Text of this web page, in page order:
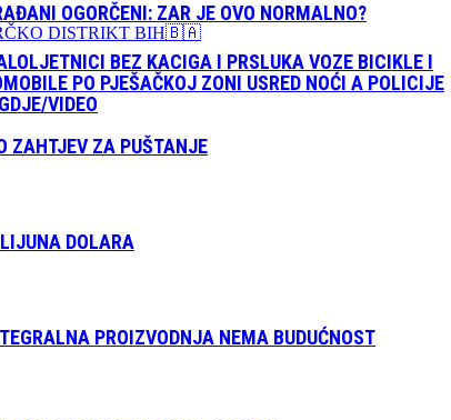
OGORČENI: ZAR JE OVO NORMALNO?
DISTRIKT BIH🇧🇦
BEZ KACIGA I PRSLUKA VOZE BICIKLE I
PO PJEŠAČKOJ ZONI USRED NOĆI A POLICIJE
VIDEO
ZAHTJEV ZA PUŠTANJE
DOLARA
PROIZVODNJA NEMA BUDUĆNOST